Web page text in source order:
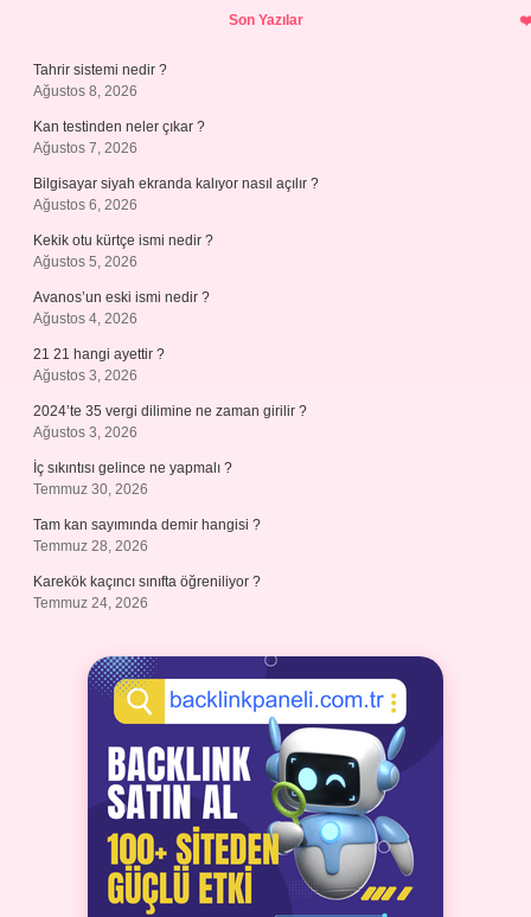
Son Yazılar
Tahrir sistemi nedir ?
Ağustos 8, 2026
Kan testinden neler çıkar ?
Ağustos 7, 2026
Bilgisayar siyah ekranda kalıyor nasıl açılır ?
Ağustos 6, 2026
Kekik otu kürtçe ismi nedir ?
Ağustos 5, 2026
Avanos’un eski ismi nedir ?
Ağustos 4, 2026
21 21 hangi ayettir ?
Ağustos 3, 2026
2024’te 35 vergi dilimine ne zaman girilir ?
Ağustos 3, 2026
İç sıkıntısı gelince ne yapmalı ?
Temmuz 30, 2026
Tam kan sayımında demir hangisi ?
Temmuz 28, 2026
Karekök kaçıncı sınıfta öğreniliyor ?
Temmuz 24, 2026